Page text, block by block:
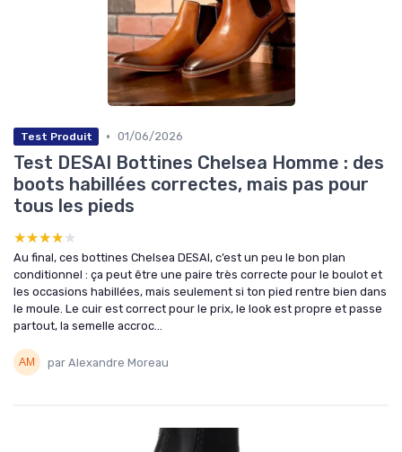
Test Produit • 01/06/2026
Test DESAI Bottines Chelsea Homme : des
boots habillées correctes, mais pas pour
tous les pieds
★★★★★
★★★★★
Au final, ces bottines Chelsea DESAI, c’est un peu le bon plan
conditionnel : ça peut être une paire très correcte pour le boulot et
les occasions habillées, mais seulement si ton pied rentre bien dans
le moule. Le cuir est correct pour le prix, le look est propre et passe
partout, la semelle accroc...
par Alexandre Moreau